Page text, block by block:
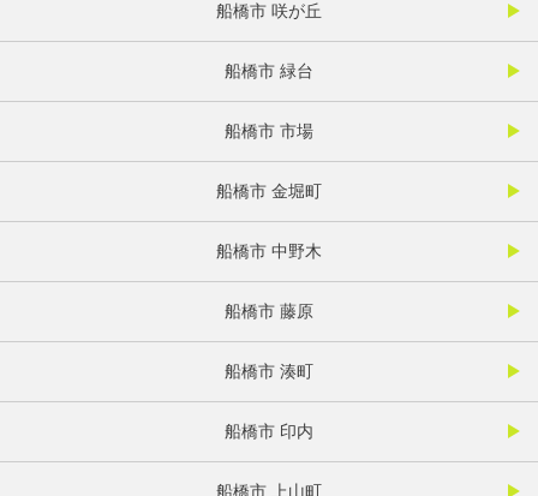
船橋市 咲が丘
船橋市 緑台
船橋市 市場
船橋市 金堀町
船橋市 中野木
船橋市 藤原
船橋市 湊町
船橋市 印内
船橋市 上山町